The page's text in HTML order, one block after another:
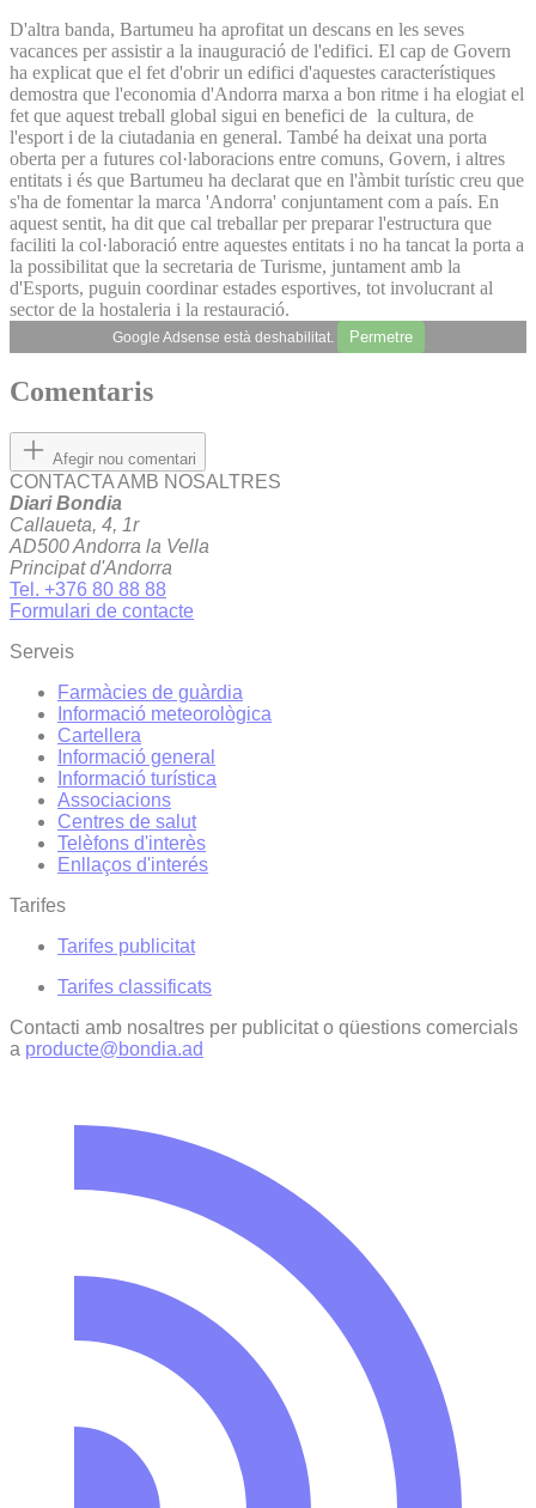
D'altra banda, Bartumeu ha aprofitat un descans en les seves
vacances per assistir a la inauguració de l'edifici. El cap de Govern
ha explicat que el fet d'obrir un edifici d'aquestes característiques
demostra que l'economia d'Andorra marxa a bon ritme i ha elogiat el
fet que aquest treball global sigui en benefici de la cultura, de
l'esport i de la ciutadania en general. També ha deixat una porta
oberta per a futures col·laboracions entre comuns, Govern, i altres
entitats i és que Bartumeu ha declarat que en l'àmbit turístic creu que
s'ha de fomentar la marca 'Andorra' conjuntament com a país. En
aquest sentit, ha dit que cal treballar per preparar l'estructura que
faciliti la col·laboració entre aquestes entitats i no ha tancat la porta a
la possibilitat que la secretaria de Turisme, juntament amb la
d'Esports, puguin coordinar estades esportives, tot involucrant al
sector de la hostaleria i la restauració.
Google Adsense està deshabilitat. Permetre
Comentaris
Afegir nou comentari
CONTACTA AMB NOSALTRES
Diari Bondia
Callaueta, 4, 1r
AD500 Andorra la Vella
Principat d'Andorra
Tel. +376 80 88 88
Formulari de contacte
Serveis
Farmàcies de guàrdia
Informació meteorològica
Cartellera
Informació general
Informació turística
Associacions
Centres de salut
Telèfons d'interès
Enllaços d'interés
Tarifes
Tarifes publicitat
Tarifes classificats
Contacti amb nosaltres per publicitat o qüestions comercials
a producte@bondia.ad